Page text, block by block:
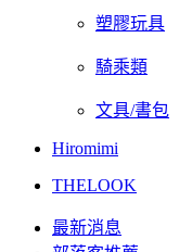
塑膠玩具
騎乘類
文具/書包
Hiromimi
THELOOK
最新消息